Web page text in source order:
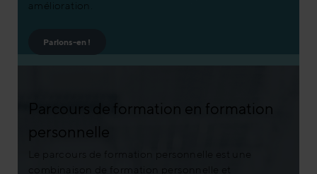
amélioration.
Parlons-en !
Parcours de formation en formation
personnelle
Le parcours de formation personnelle est une
combinaison de formation personnelle et